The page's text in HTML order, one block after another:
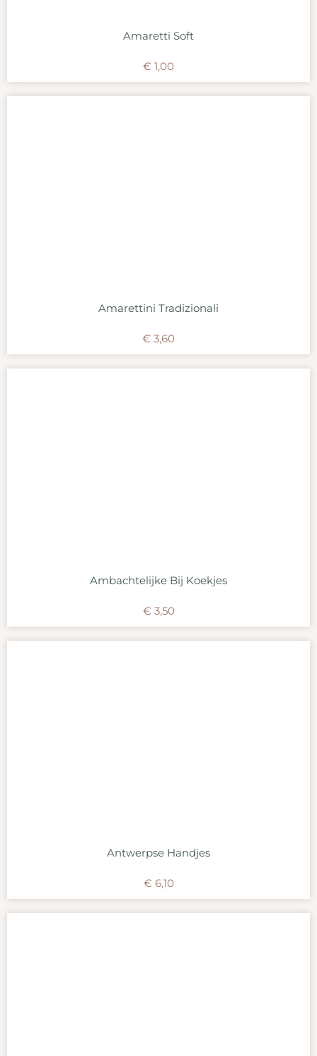
Amaretti Soft
€ 1,00
Amarettini Tradizionali
€ 3,60
Ambachtelijke Bij Koekjes
€ 3,50
Antwerpse Handjes
€ 6,10